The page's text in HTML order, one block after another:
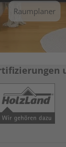
Raumplaner